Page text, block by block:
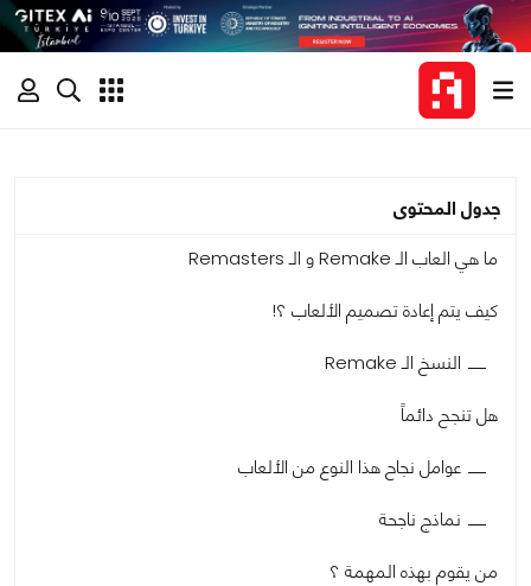
جدول المحتوى
ما هي العاب الـ Remake و الـ Remasters
كيف يتم إعادة تصميم الألعاب ؟!
النسخ الـ Remake
هل تنجح دائماً
عوامل نجاح هذا النوع من الألعاب
نماذج ناجحة
من يقوم بهذه المهمة ؟